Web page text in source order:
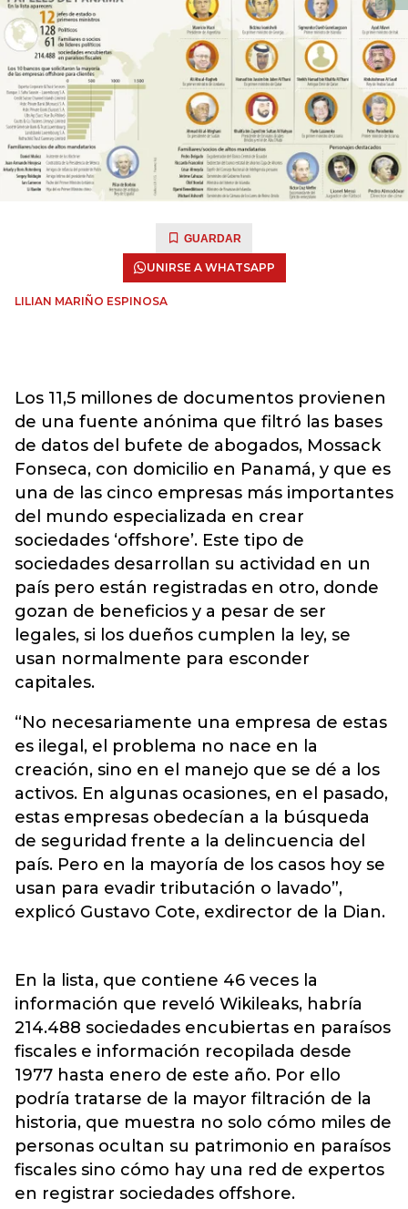
GUARDAR
UNIRSE A WHATSAPP
LILIAN MARIÑO ESPINOSA
Los 11,5 millones de documentos provienen
de una fuente anónima que filtró las bases
de datos del bufete de abogados, Mossack
Fonseca, con domicilio en Panamá, y que es
una de las cinco empresas más importantes
del mundo especializada en crear
sociedades ‘offshore’. Este tipo de
sociedades desarrollan su actividad en un
país pero están registradas en otro, donde
gozan de beneficios y a pesar de ser
legales, si los dueños cumplen la ley, se
usan normalmente para esconder
capitales.
“No necesariamente una empresa de estas
es ilegal, el problema no nace en la
creación, sino en el manejo que se dé a los
activos. En algunas ocasiones, en el pasado,
estas empresas obedecían a la búsqueda
de seguridad frente a la delincuencia del
país. Pero en la mayoría de los casos hoy se
usan para evadir tributación o lavado”,
explicó Gustavo Cote, exdirector de la Dian.
En la lista, que contiene 46 veces la
información que reveló Wikileaks, habría
214.488 sociedades encubiertas en paraísos
fiscales e información recopilada desde
1977 hasta enero de este año. Por ello
podría tratarse de la mayor filtración de la
historia, que muestra no solo cómo miles de
personas ocultan su patrimonio en paraísos
fiscales sino cómo hay una red de expertos
en registrar sociedades offshore.